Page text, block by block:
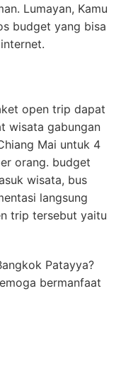
Lumayan, Kamu
budget yang bisa
open trip dapat
wisata gabungan
Mai untuk 4
orang. budget
wisata, bus
langsung
trip tersebut yaitu
Patayya?
bermanfaat